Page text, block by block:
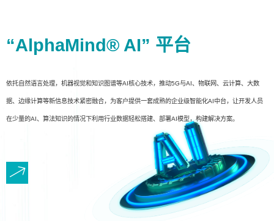
“AlphaMind® AI” 平台
依托自然语言处理，机器视觉和知识图谱等AI核心技术，推动5G与AI、物联网、云计算、大数
据、边缘计算等新信息技术紧密融合，为客户提供一套成熟的企业级智能化AI中台，让开发人员
在少量的AI、算法知识的情况下利用行业数据轻松搭建、部署AI模型，构建解决方案。